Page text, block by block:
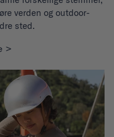
verden og outdoor-
sted.